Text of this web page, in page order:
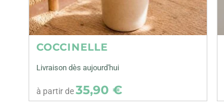
COCCINELLE
Livraison dès aujourd'hui
à partir de35,90 €